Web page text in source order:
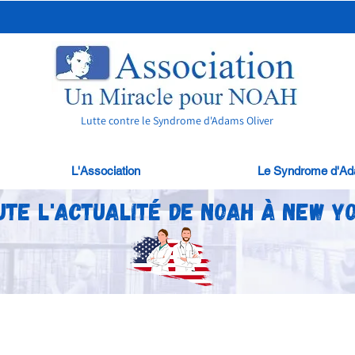
Lutte contre le Syndrome d'Adams Oliver
L'Association Le Syndrome
l'actualité de Noah à New